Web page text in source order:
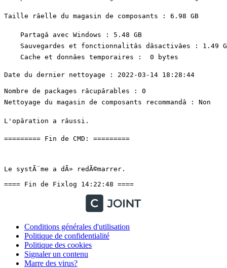
Conditions générales d'utilisation
Politique de confidentialité
Politique des cookies
Signaler un contenu
Marre des virus?